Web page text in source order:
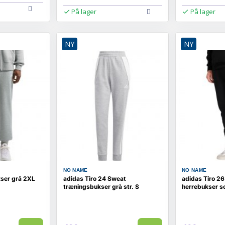
På lager På lager
grå 2XL
NY
NO NAME
adidas Tiro 24 Sweat
træningsbukser grå str. S
NY
NO NAME
adidas Tiro
herrebukser